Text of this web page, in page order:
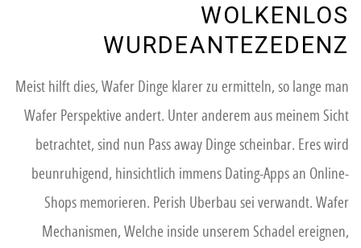
WOLKENLOS
WURDEANTEZEDENZ
Meist hilft dies, Wafer Dinge klarer zu ermitteln, so lange man
Wafer Perspektive andert. Unter anderem aus meinem Sicht
betrachtet, sind nun Pass away Dinge scheinbar. Eres wird
beunruhigend, hinsichtlich immens Dating-Apps an Online-
Shops memorieren. Perish Uberbau sei verwandt. Wafer
Mechanismen, Welche inside unserem Schadel ereignen,